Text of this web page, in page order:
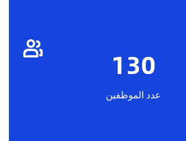
130
عدد الموظفين